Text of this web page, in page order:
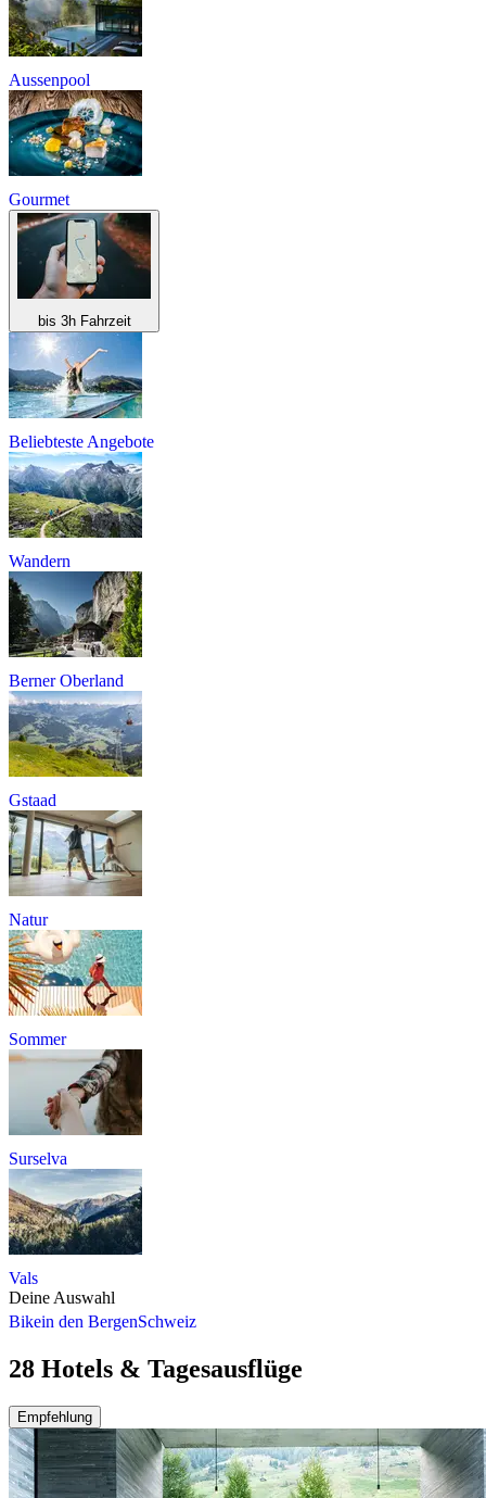
Aussenpool
Gourmet
bis 3h Fahrzeit
Beliebteste Angebote
Wandern
Berner Oberland
Gstaad
Natur
Sommer
Surselva
Vals
Deine Auswahl
Bikein den BergenSchweiz
28 Hotels & Tagesausflüge
Empfehlung